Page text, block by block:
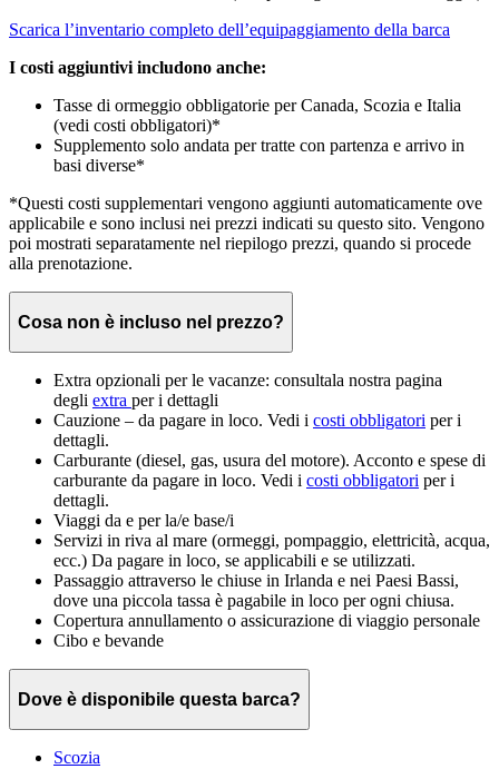
Scarica l’inventario completo dell’equipaggiamento della barca
I costi aggiuntivi includono anche:
Tasse di ormeggio obbligatorie per Canada, Scozia e Italia
(vedi costi obbligatori)*
Supplemento solo andata per tratte con partenza e arrivo in
basi diverse*
*Questi costi supplementari vengono aggiunti automaticamente ove
applicabile e sono inclusi nei prezzi indicati su questo sito. Vengono
poi mostrati separatamente nel riepilogo prezzi, quando si procede
alla prenotazione.
Cosa non è incluso nel prezzo?
Extra opzionali per le vacanze: consultala nostra pagina
degli extra per i dettagli
Cauzione – da pagare in loco. Vedi i costi obbligatori per i
dettagli.
Carburante (diesel, gas, usura del motore). Acconto e spese di
carburante da pagare in loco. Vedi i costi obbligatori per i
dettagli.
Viaggi da e per la/e base/i
Servizi in riva al mare (ormeggi, pompaggio, elettricità, acqua,
ecc.) Da pagare in loco, se applicabili e se utilizzati.
Passaggio attraverso le chiuse in Irlanda e nei Paesi Bassi,
dove una piccola tassa è pagabile in loco per ogni chiusa.
Copertura annullamento o assicurazione di viaggio personale
Cibo e bevande
Dove è disponibile questa barca?
Scozia